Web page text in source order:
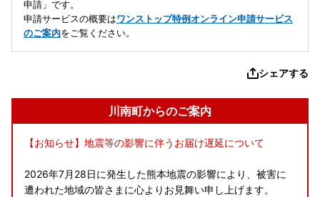
申請」です。
申請サービスの概要はワンストップ特例オンライン申請サービス
のご案内をご覧ください。
シェアする
川南町からのご案内
【お知らせ】地震等の影響に伴うお届け遅延について
2026年7月28日に発生した熊本地震の影響により、被害に
遭われた地域の皆さまに心よりお見舞い申し上げます。